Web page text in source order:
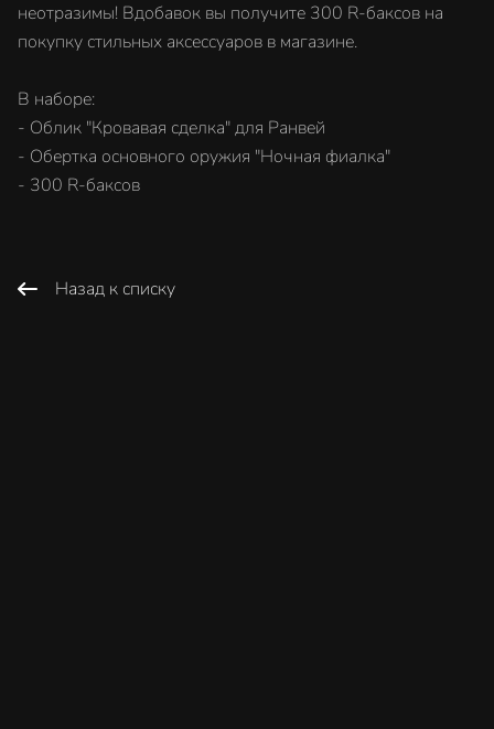
неотразимы! Вдобавок вы получите 300 R-баксов на
покупку стильных аксессуаров в магазине.
В наборе:
- Облик "Кровавая сделка" для Ранвей
- Обертка основного оружия "Ночная фиалка"
- 300 R-баксов
Назад к списку